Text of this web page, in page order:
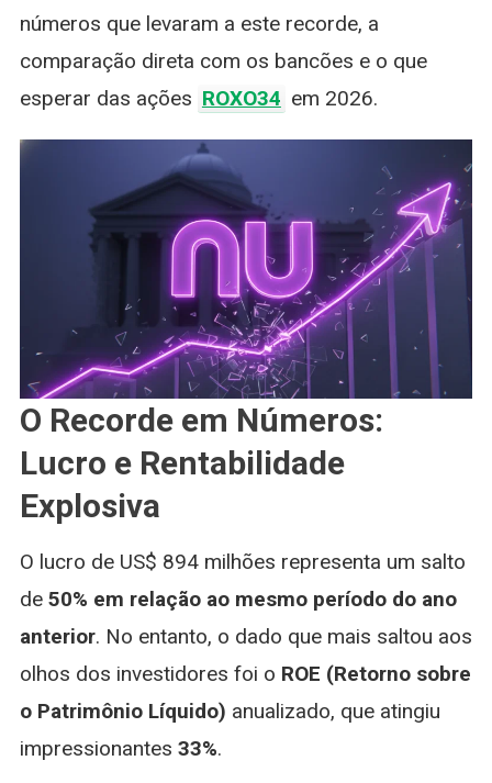
números que levaram a este recorde, a
comparação direta com os bancões e o que
esperar das ações ROXO34 em 2026.
O Recorde em Números:
Lucro e Rentabilidade
Explosiva
O lucro de US$ 894 milhões representa um salto
de 50% em relação ao mesmo período do ano
anterior. No entanto, o dado que mais saltou aos
olhos dos investidores foi o ROE (Retorno sobre
o Patrimônio Líquido) anualizado, que atingiu
impressionantes 33%.